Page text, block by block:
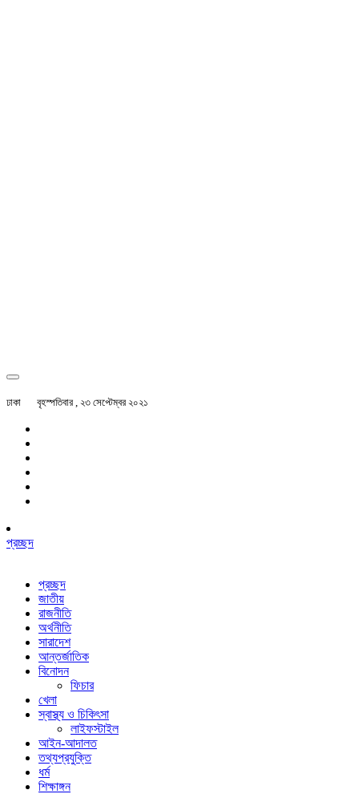
ঢাকা বৃহস্পতিবার , ২৩ সেপ্টেম্বর ২০২১
প্রচ্ছদ
প্রচ্ছদ
জাতীয়
রাজনীতি
অর্থনীতি
সারাদেশ
আন্তর্জাতিক
বিনোদন
ফিচার
খেলা
স্বাস্থ্য ও চিকিৎসা
লাইফস্টাইল
আইন-আদালত
তথ্যপ্রযুক্তি
ধর্ম
শিক্ষাঙ্গন